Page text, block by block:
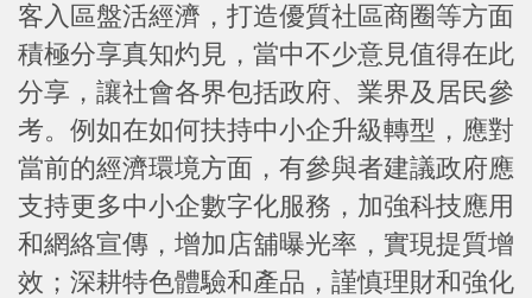
客入區盤活經濟，打造優質社區商圈等方面
積極分享真知灼見，當中不少意見值得在此
分享，讓社會各界包括政府、業界及居民參
考。例如在如何扶持中小企升級轉型，應對
當前的經濟環境方面，有參與者建議政府應
支持更多中小企數字化服務，加強科技應用
和網絡宣傳，增加店舖曝光率，實現提質增
效；深耕特色體驗和產品，謹慎理財和強化